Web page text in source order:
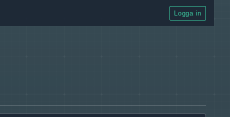
Logga in